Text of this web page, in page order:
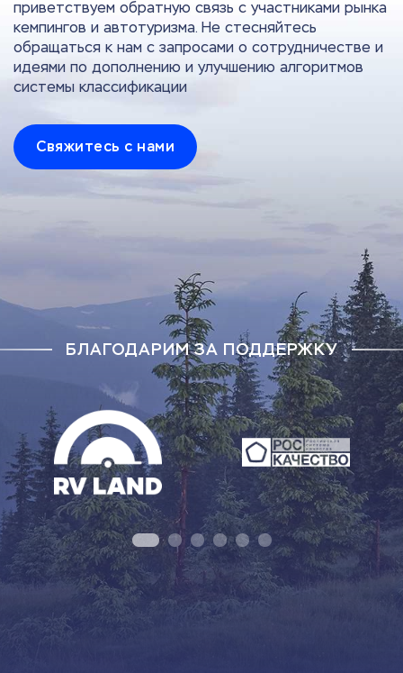
приветствуем обратную связь с участниками рынка
кемпингов и автотуризма. Не стесняйтесь
обращаться к нам с запросами о сотрудничестве и
идеями по дополнению и улучшению алгоритмов
системы классификации
Свяжитесь с нами
БЛАГОДАРИМ ЗА ПОДДЕРЖКУ